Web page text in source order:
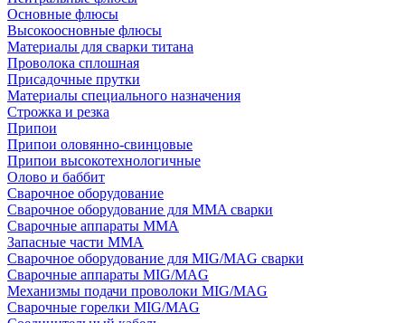
Основные флюсы
Высокоосновные флюсы
Материалы для сварки титана
Проволока сплошная
Присадочные прутки
Материалы специального назначения
Строжка и резка
Припои
Припои оловянно-свинцовые
Припои высокотехнологичные
Олово и баббит
Сварочное оборудование
Сварочное оборудование для MMA сварки
Сварочные аппараты MMA
Запасные части MMA
Сварочное оборудование для MIG/MAG сварки
Сварочные аппараты MIG/MAG
Механизмы подачи проволоки MIG/MAG
Сварочные горелки MIG/MAG